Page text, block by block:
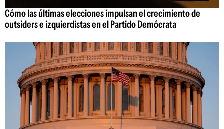
Cómo las últimas elecciones impulsan el crecimiento de
outsiders e izquierdistas en el Partido Demócrata